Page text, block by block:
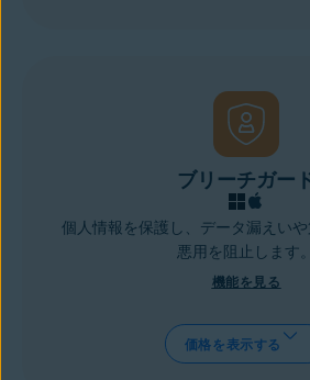
ブリーチガー
個人情報を保護し、データ漏えいや
悪用を阻止します。
機能を見る
価格を表示する